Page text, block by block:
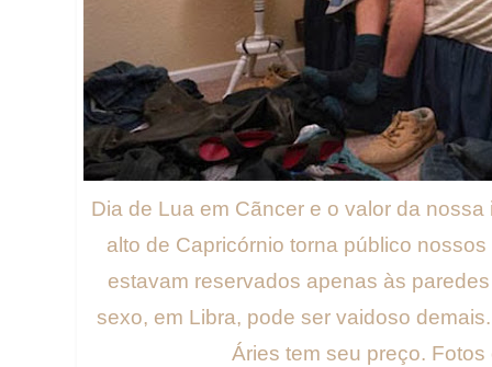
Dia de Lua em Cãncer e o valor da
alto de Capricórnio torna público
estavam reservados apenas às
sexo, em Libra, pode ser vaidoso
Áries tem seu preço.